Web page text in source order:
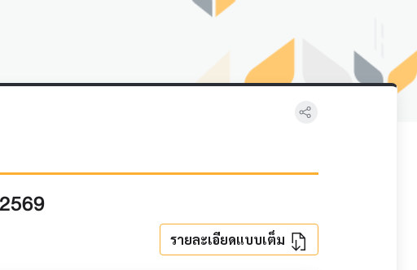
รายละเอียดแบบเต็ม